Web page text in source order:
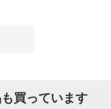
買っています